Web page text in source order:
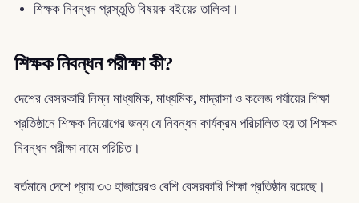
শিক্ষক নিবন্ধন প্রস্তুতি বিষয়ক বইয়ের তালিকা।
শিক্ষক নিবন্ধন পরীক্ষা কী?
দেশের বেসরকারি নিম্ন মাধ্যমিক, মাধ্যমিক, মাদ্রাসা ও কলেজ পর্যায়ের শিক্ষা
প্রতিষ্ঠানে শিক্ষক নিয়োগের জন্য যে নিবন্ধন কার্যক্রম পরিচালিত হয় তা শিক্ষক
নিবন্ধন পরীক্ষা নামে পরিচিত।
বর্তমানে দেশে প্রায় ৩৩ হাজারেরও বেশি বেসরকারি শিক্ষা প্রতিষ্ঠান রয়েছে।